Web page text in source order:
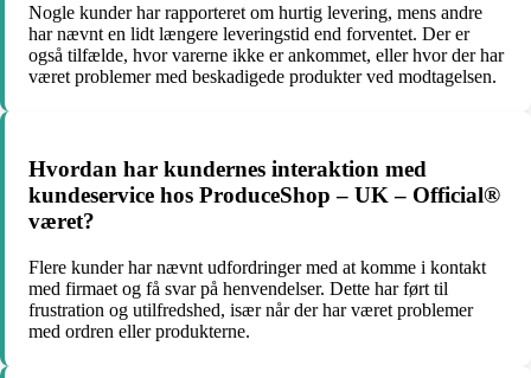
Nogle kunder har rapporteret om hurtig levering, mens andre
har nævnt en lidt længere leveringstid end forventet. Der er
også tilfælde, hvor varerne ikke er ankommet, eller hvor der har
været problemer med beskadigede produkter ved modtagelsen.
Hvordan har kundernes interaktion med
kundeservice hos ProduceShop – UK – Official®
været?
Flere kunder har nævnt udfordringer med at komme i kontakt
med firmaet og få svar på henvendelser. Dette har ført til
frustration og utilfredshed, især når der har været problemer
med ordren eller produkterne.